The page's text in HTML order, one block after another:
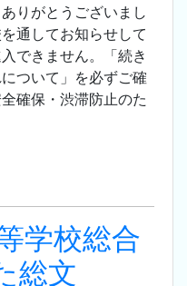
りがとうございまし
通してお知らせして
できません。「続き
ついて」を必ずご確
確保・渋滞防止のた
学校総合
総文